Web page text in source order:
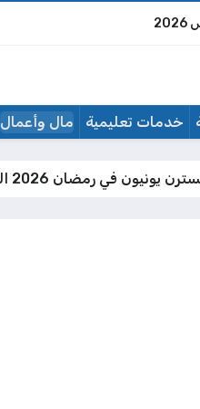
خدمات تعليمية مال وأعمال
يونيون في رمضان 2026 الكويت